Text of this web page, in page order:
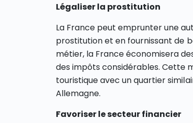
Légaliser la prostitution
La France peut emprunter une
prostitution et en fournissant de
métier, la France économisera
des impôts considérables. Cette
touristique avec un quartier
Allemagne.
Favoriser le secteur financier